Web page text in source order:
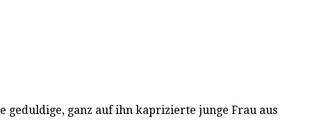
ganz auf ihn kaprizierte junge Frau aus